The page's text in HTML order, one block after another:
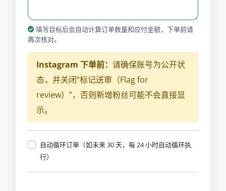
填写目标后会自动计算订单数量和应付金额，下单前请
再次核对。
Instagram 下单前： 请确保账号为公开状
态，并关闭“标记送审（Flag for
review）”，否则新增粉丝可能不会直接显
示。
自动循环订单（如未来 30 天，每 24 小时自动循环执
行）